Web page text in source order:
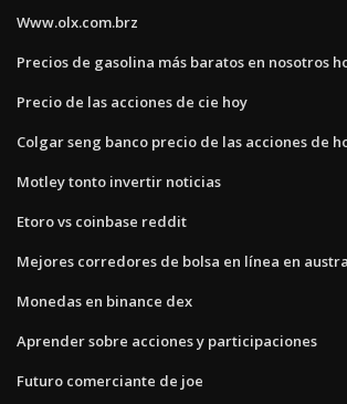
Www.olx.com.brz
Precios de gasolina más baratos en nosotros
Precio de las acciones de cie hoy
Colgar seng banco precio de las acciones de
Motley tonto invertir noticias
Etoro vs coinbase reddit
Mejores corredores de bolsa en línea en
Monedas en binance dex
Aprender sobre acciones y participaciones
Futuro comerciante de joe